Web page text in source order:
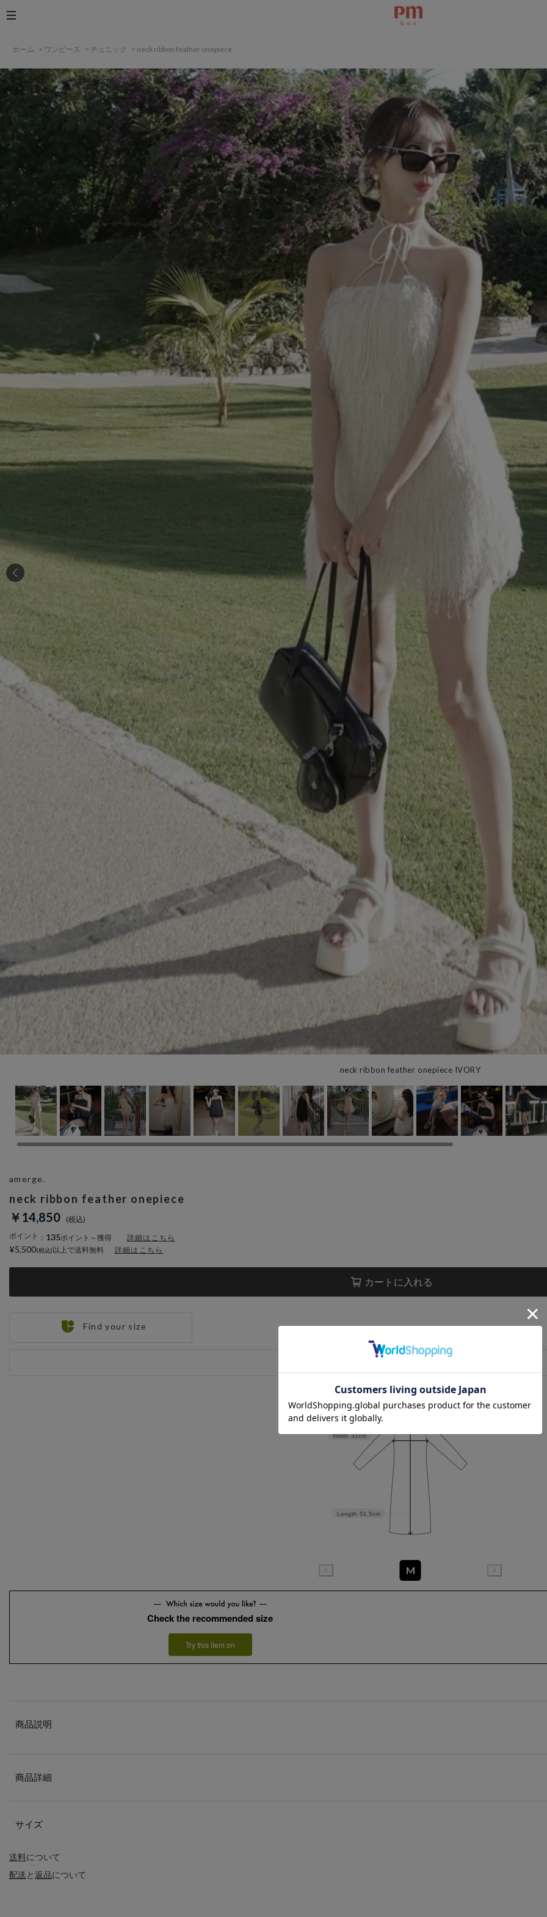
ホーム > ワンピース > チュニック > neck ribbon feather onepiece
neck ribbon feather onepiece IVORY
neck ribbon feather onepiece
￥14,850
ポイント ： 135ポイント～獲得 詳細はこちら
カートに入れる
amerge.
¥5,500 以上で送料無料 詳細はこちら
Find your size
Length 51.5cm
Width 31cm
M
Check the recommended size
Try this item on
送料について
配送と返品について
商品説明
商品詳細
サイズ